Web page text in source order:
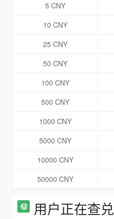
5 CNY
10 CNY
25 CNY
50 CNY
100 CNY
500 CNY
1000 CNY
5000 CNY
10000 CNY
50000 CNY
用户正在查兑